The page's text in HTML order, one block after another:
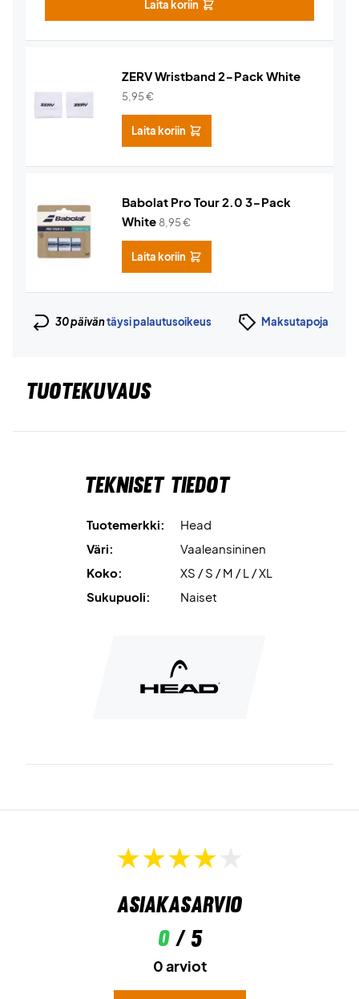
Laita koriin
ZERV Wristband 2-Pack White
5,95€
Laita koriin
Babolat Pro Tour 2.0 3-Pack
White 8,95€
Laita koriin
30 päiväntäysi palautusoikeus Maksutapoja
TUOTEKUVAUS
Tekniset tiedot
Tuotemerkki:
Head
Väri:
Vaaleansininen
Koko:
XS / S / M / L / XL
Sukupuoli:
Naiset
Asiakasarvio
0/ 5
0 arviot